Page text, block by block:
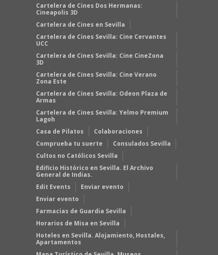
Cartelera de Cines Dos Hermanas:
Cineapolis 3D
Cartelera de Cines en Sevilla
Cartelera de Cines Sevilla: Cine Cervantes
UCC
Cartelera de Cines Sevilla: Cine CineZona
3D
Cartelera de Cines Sevilla: Cine Verano
Zona Este
Cartelera de Cines Sevilla: Odeon Plaza de
Armas
Cartelera de Cines Sevilla: Yelmo Premium
Lagoh
Casa de Pilatos
Colaboraciones
Comprueba tu suerte
Consulados Sevilla
Cultos no Católicos Sevilla
Edificio Histórico en Sevilla. El Archivo
General de Indias.
Edit Events
Enviar evento
Enviar evento
Farmacias de Guardia Sevilla
Horarios de Misa en Sevilla
Hoteles en Sevilla. Alojamiento, Hostales,
Apartamentos